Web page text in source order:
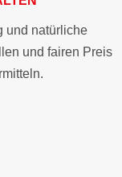
und natürliche
und fairen Preis